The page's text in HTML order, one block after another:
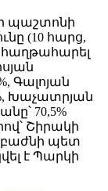
պաշտոնի
(10 հարց,
հաղթահարել
Գալոյան
Խաչատրյան
70,5%
Շիրակի
պետ
է Պարկի